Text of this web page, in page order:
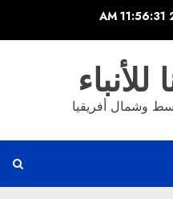
11:56:31 AM
وشمال أفريقيا